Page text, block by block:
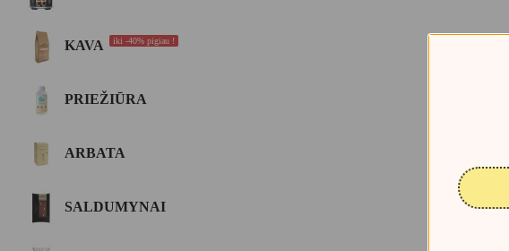
KAVA iki -40% pigiau !
PRIEŽIŪRA
ARBATA
SALDUMYNAI